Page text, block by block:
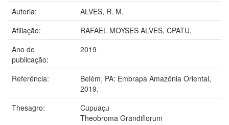
Autoria:
ALVES, R. M.
Afiliação:
RAFAEL MOYSES ALVES, CPATU.
Ano de
publicação:
2019
Referência:
Belém, PA: Embrapa Amazônia Oriental,
2019.
Thesagro:
Cupuaçu
Theobroma Grandiflorum